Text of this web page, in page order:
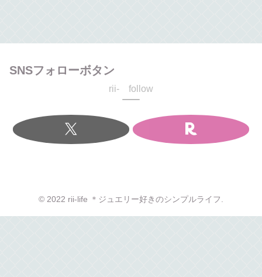
SNSフォローボタン
rii- follow
© 2022 rii-life ＊ジュエリー好きのシンプルライフ.